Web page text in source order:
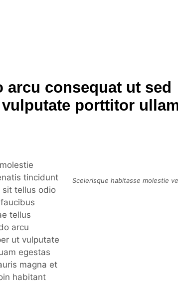
arcu consequat ut sed
porttitor
tincidunt
sit tellus odio
tellus
arcu
ut vulputate
egestas
magna et
habitant
Scelerisque habitasse molestie